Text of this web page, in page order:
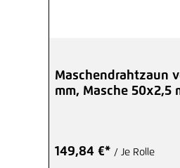
Maschendrahtzaun
mm, Masche 50x2,5
149,84 €* / Je Rolle